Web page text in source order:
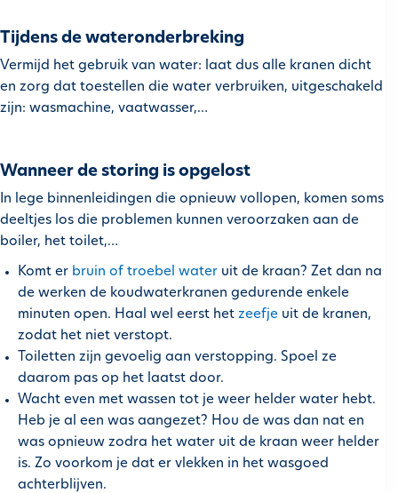
Tijdens de wateronderbreking
Vermijd het gebruik van water: laat dus alle kranen dicht
en zorg dat toestellen die water verbruiken, uitgeschakeld
zijn: wasmachine, vaatwasser,…
Wanneer de storing is opgelost
In lege binnenleidingen die opnieuw vollopen, komen soms
deeltjes los die problemen kunnen veroorzaken aan de
boiler, het toilet,…
Komt er bruin of troebel water uit de kraan? Zet dan na
de werken de koudwaterkranen gedurende enkele
minuten open. Haal wel eerst het zeefje uit de kranen,
zodat het niet verstopt.
Toiletten zijn gevoelig aan verstopping. Spoel ze
daarom pas op het laatst door.
Wacht even met wassen tot je weer helder water hebt.
Heb je al een was aangezet? Hou de was dan nat en
was opnieuw zodra het water uit de kraan weer helder
is. Zo voorkom je dat er vlekken in het wasgoed
achterblijven.